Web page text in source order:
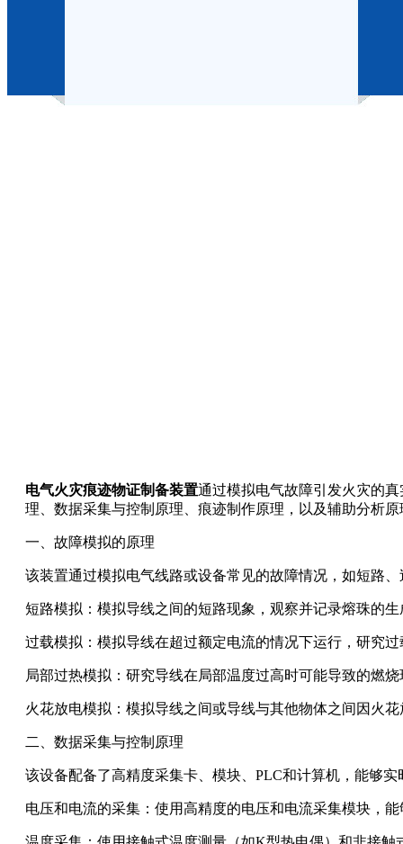
电气火灾痕迹物证制备装置通过模拟电气故障引发火灾的
理、数据采集与控制原理、痕迹制作原理，以及辅助分析原
一、故障模拟的原理
该装置通过模拟电气线路或设备常见的故障情况，如短路
短路模拟：模拟导线之间的短路现象，观察并记录熔珠的
过载模拟：模拟导线在超过额定电流的情况下运行，研究
局部过热模拟：研究导线在局部温度过高时可能导致的燃
火花放电模拟：模拟导线之间或导线与其他物体之间因火
二、数据采集与控制原理
该设备配备了高精度采集卡、模块、PLC和计算机，能够实
电压和电流的采集：使用高精度的电压和电流采集模块，